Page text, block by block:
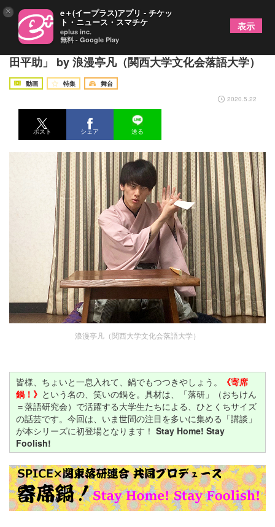
《寄席鍋！》に講談が初登場！二十二杯目は、「和
田平助」 by 浪漫亭凡（関西大学文化会落語大学）
動画 特集
舞台
2020.5.22
ポスト シェア 送る
浪漫亭凡（関西大学文化会落語大学）
皆様、ちょいと一息入れて、鍋でもつつきやしょう。
《寄席
鍋！》 という名の、笑いの鍋を。具材は、「落研」（おちけん
＝落語研究会）で活躍する大学生たちによる、ひとくちサイズ
の話芸です。今回は、いま世間の注目を多いに集める「講談」
が本シリーズに初登場となります！ Stay Home! Stay
Foolish!
× e＋(イープラス)アプリ - チケッ
ト・ニュース・スマチケ
eplus inc.
無料 - Google Play
表示